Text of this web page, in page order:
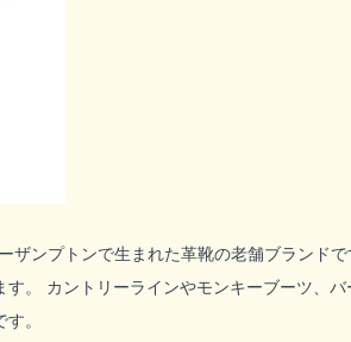
ザンプトンで生まれた革靴の老舗ブランド
。 カントリーラインやモンキーブーツ、
。